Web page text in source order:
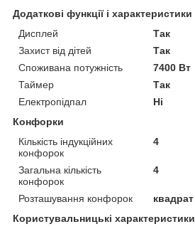
Додаткові функції і характеристики
Дисплей
Так
Захист від дітей
Так
Споживана потужність
7400 Вт
Таймер
Так
Електропідпал
Ні
Конфорки
Кількість індукційних
конфорок
4
Загальна кількість
конфорок
4
Розташування конфорок
квадрат
Користувальницькі характеристики